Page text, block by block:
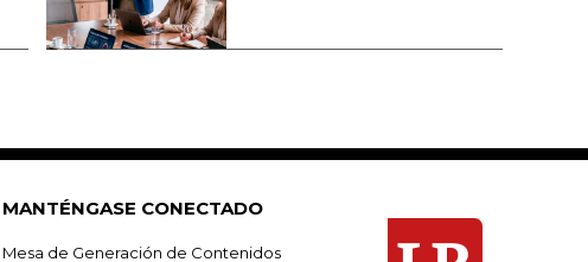
MANTÉNGASE CONECTADO
Mesa de Generación de Contenidos